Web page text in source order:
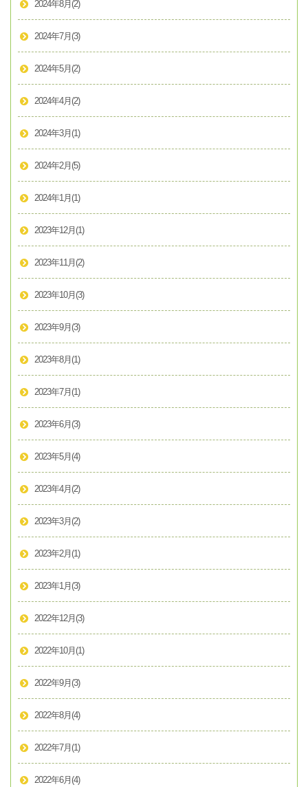
2024年8月 (2)
2024年7月 (3)
2024年5月 (2)
2024年4月 (2)
2024年3月 (1)
2024年2月 (5)
2024年1月 (1)
2023年12月 (1)
2023年11月 (2)
2023年10月 (3)
2023年9月 (3)
2023年8月 (1)
2023年7月 (1)
2023年6月 (3)
2023年5月 (4)
2023年4月 (2)
2023年3月 (2)
2023年2月 (1)
2023年1月 (3)
2022年12月 (3)
2022年10月 (1)
2022年9月 (3)
2022年8月 (4)
2022年7月 (1)
2022年6月 (4)